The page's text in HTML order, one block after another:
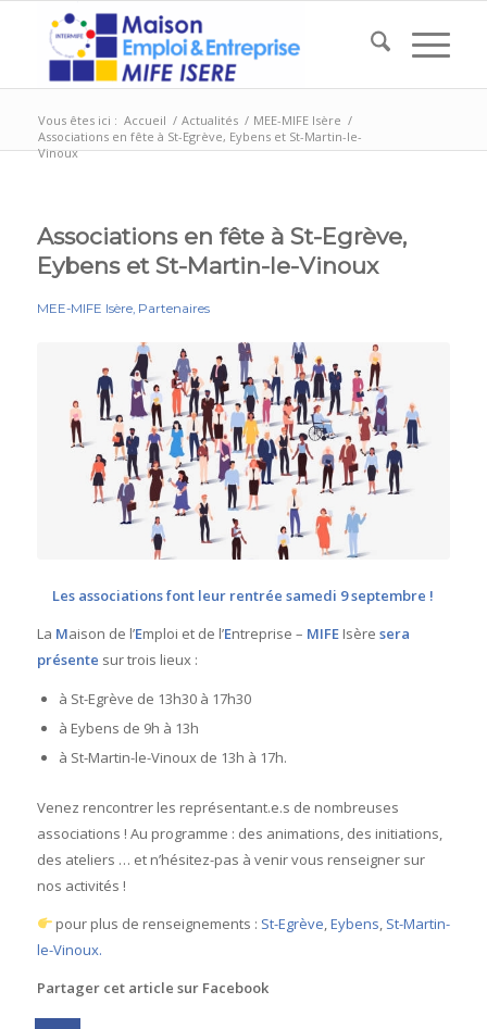
Vous êtes ici : Accueil / Actualités / MEE-MIFE Isère /
Associations en fête à St-Egrève, Eybens et St-Martin-le-
Vinoux
Associations en fête à St-Egrève,
Eybens et St-Martin-le-Vinoux
MEE-MIFE Isère, Partenaires
Les associations font leur rentréesamedi 9 septembre !
La Maison de l’Emploi et de l’Entreprise – MIFEIsère sera
présente sur trois lieux :
à St-Egrève de 13h30 à 17h30
à Eybens de 9h à 13h
à St-Martin-le-Vinoux de 13h à 17h.
Venez rencontrer les représentant.e.s de nombreuses
associations ! Au programme : des animations, des initiations,
des ateliers … et n’hésitez-pas à venir vous renseigner sur
nos activités !
pour plus de renseignements : St-Egrève,Eybens, St-Martin-
le-Vinoux.
Partager cet article sur Facebook